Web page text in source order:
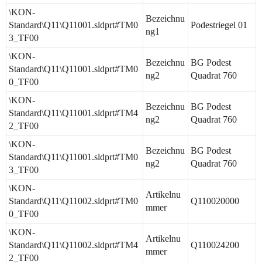
\KON-
Standard\Q11\Q11001.sldprt#TM0
3_TF00
Bezeichnu
ng1
Podestriegel 01
\KON-
Standard\Q11\Q11001.sldprt#TM0
0_TF00
Bezeichnu
ng2
BG Podest
Quadrat 760
\KON-
Standard\Q11\Q11001.sldprt#TM4
2_TF00
Bezeichnu
ng2
BG Podest
Quadrat 760
\KON-
Standard\Q11\Q11001.sldprt#TM0
3_TF00
Bezeichnu
ng2
BG Podest
Quadrat 760
\KON-
Standard\Q11\Q11002.sldprt#TM0
0_TF00
Artikelnu
mmer
Q110020000
\KON-
Standard\Q11\Q11002.sldprt#TM4
2_TF00
Artikelnu
mmer
Q110024200